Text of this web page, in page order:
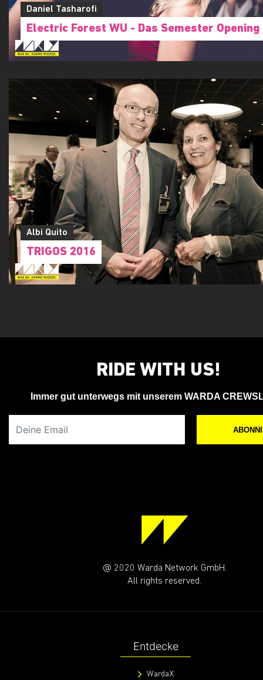
Daniel Tasharofi
Electric Forest WU - Das Semester Opening
Albi Quito
TRIGOS 2016
RIDE WITH US!
Immer gut unterwegs mit unserem WARDA
@ 2020 Warda Network GmbH.
All rights reserved.
Entdecke
WardaX